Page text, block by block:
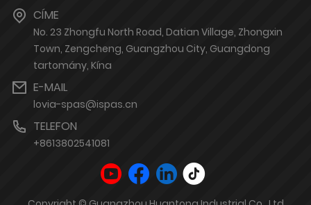
CÍME
No. 23 Zhongfu North Road, Datian Village, Zhongxin
Town, Zengcheng, Guangzhou City, Guangdong
tartomány, Kína
E-MAIL
lovia-spas@ispas.cn
TELEFON
+8613802541081